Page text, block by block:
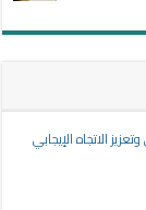
الاتجاه الإيجابي